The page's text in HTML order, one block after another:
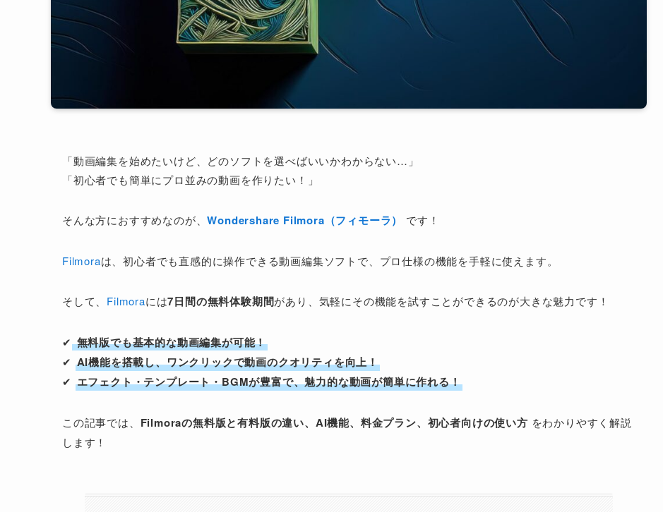
「動画編集を始めたいけど、どのソフトを選べばいいかわからない…」
「初心者でも簡単にプロ並みの動画を作りたい！」
そんな方におすすめなのが、Wondershare Filmora（フィモーラ） です！
Filmoraは、初心者でも直感的に操作できる動画編集ソフトで、プロ仕様の機能を手軽に使えます。
そして、 Filmoraには7日間の無料体験期間があり、気軽にその機能を試すことができるのが大きな魅力です！
✔ 無料版でも基本的な動画編集が可能！
✔ AI機能を搭載し、ワンクリックで動画のクオリティを向上！
✔ エフェクト・テンプレート・BGMが豊富で、魅力的な動画が簡単に作れる！
この記事では、 Filmoraの無料版と有料版の違い、AI機能、料金プラン、初心者向けの使い方 をわかりやすく解説
します！